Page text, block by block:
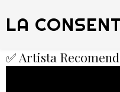
LA
✅ Artista